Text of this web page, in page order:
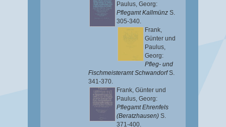
Paulus, Georg:
Pflegamt Kallmünz S.
305-340.
Frank,
Günter und
Paulus,
Georg:
Pfleg- und
Fischmeisteramt SchwandorfS.
341-370.
Frank, Günter und
Paulus, Georg:
Pflegamt Ehrenfels
(Beratzhausen) S.
371-400.